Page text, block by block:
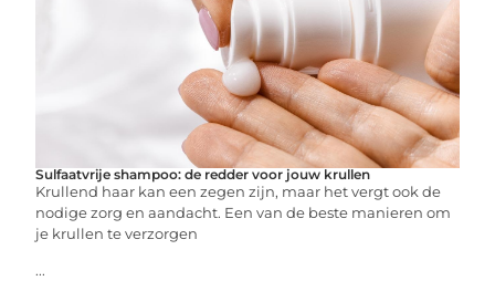
Sulfaatvrije shampoo: de redder voor jouw krullen
Krullend haar kan een zegen zijn, maar het vergt ook de
nodige zorg en aandacht. Een van de beste manieren om
je krullen te verzorgen
...